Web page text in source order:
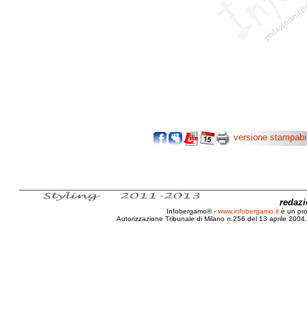
versione
Infobergamo® - www.infobergamo.it è un
Autorizzazione Tribunale di Milano n.256 del 13 aprile